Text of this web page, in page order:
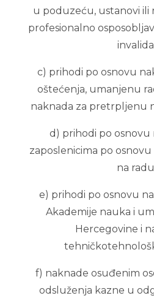
u poduzeću, ustanovi ili
profesionalno
c) prihodi po osnovu
oštećenja, umanjenu
naknada za pretrpljenu
d) prihodi po osnovu
zaposlenicima po
na
e) prihodi po osnovu
Akademije nauka i
Hercegovine i
f) naknade osuđenim
odsluženja kazne u